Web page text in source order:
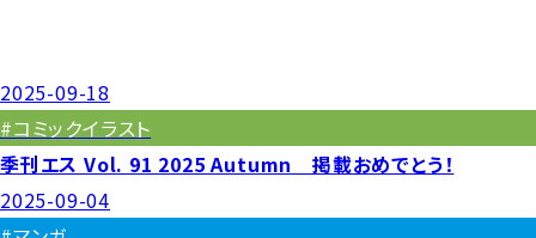
2025-09-18
#コミックイラスト
季刊エス Vol. 91 2025 Autumn 掲載おめでとう！
2025-09-04